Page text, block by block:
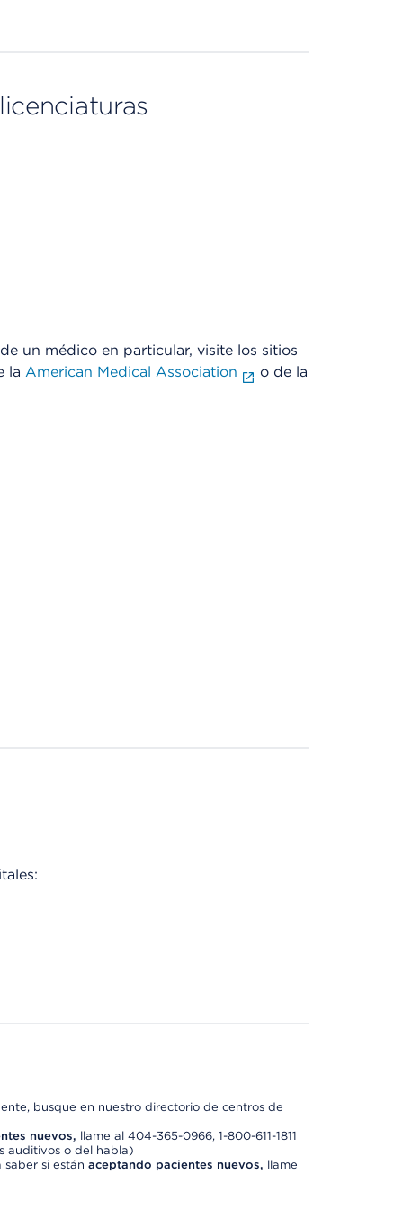
un médico en particular, visite los sitios
la American Medical Association
o de la
busque en nuestro directorio de centros de
nuevos, llame al 404-365-0966, 1-800-611-1811
auditivos o del habla)
si están aceptando pacientes nuevos, llame